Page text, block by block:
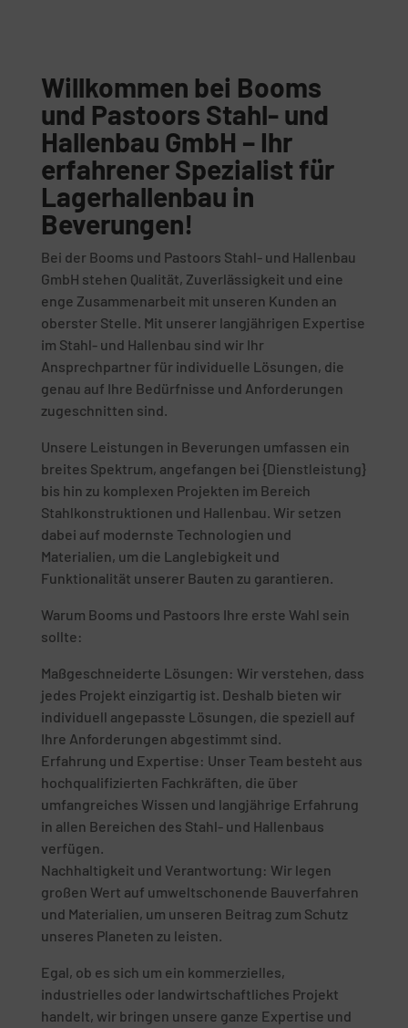
Willkommen bei Booms
und Pastoors Stahl- und
Hallenbau GmbH – Ihr
erfahrener Spezialist für
Lagerhallenbau in
Beverungen!
Bei der Booms und Pastoors Stahl- und Hallenbau
GmbH stehen Qualität, Zuverlässigkeit und eine
enge Zusammenarbeit mit unseren Kunden an
oberster Stelle. Mit unserer langjährigen Expertise
im Stahl- und Hallenbau sind wir Ihr
Ansprechpartner für individuelle Lösungen, die
genau auf Ihre Bedürfnisse und Anforderungen
zugeschnitten sind.
Unsere Leistungen in Beverungen umfassen ein
breites Spektrum, angefangen bei {Dienstleistung}
bis hin zu komplexen Projekten im Bereich
Stahlkonstruktionen und Hallenbau. Wir setzen
dabei auf modernste Technologien und
Materialien, um die Langlebigkeit und
Funktionalität unserer Bauten zu garantieren.
Warum Booms und Pastoors Ihre erste Wahl sein
sollte:
Maßgeschneiderte Lösungen: Wir verstehen, dass
jedes Projekt einzigartig ist. Deshalb bieten wir
individuell angepasste Lösungen, die speziell auf
Ihre Anforderungen abgestimmt sind.
Erfahrung und Expertise: Unser Team besteht aus
hochqualifizierten Fachkräften, die über
umfangreiches Wissen und langjährige Erfahrung
in allen Bereichen des Stahl- und Hallenbaus
verfügen.
Nachhaltigkeit und Verantwortung: Wir legen
großen Wert auf umweltschonende Bauverfahren
und Materialien, um unseren Beitrag zum Schutz
unseres Planeten zu leisten.
Egal, ob es sich um ein kommerzielles,
industrielles oder landwirtschaftliches Projekt
handelt, wir bringen unsere ganze Expertise und